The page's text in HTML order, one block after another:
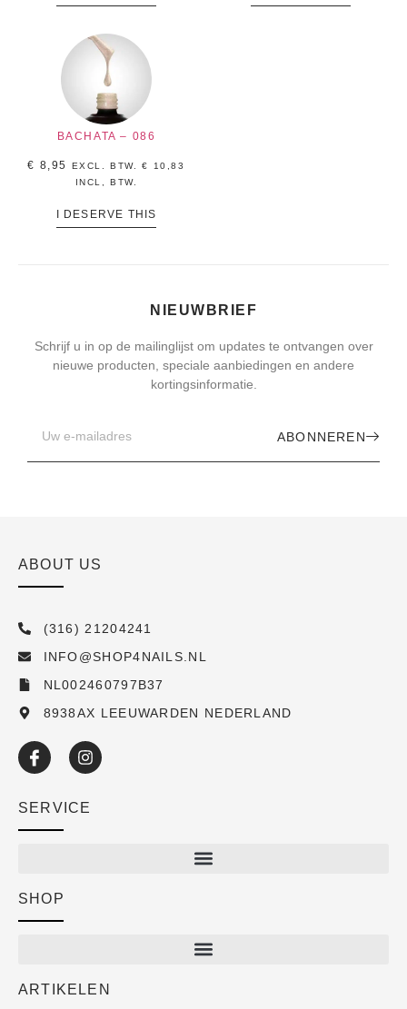
BACHATA – 086
€ 8,95 EXCL. BTW.€
10,83
INCL, BTW.
I DESERVE THIS
NIEUWBRIEF
Schrijf u in op de mailinglijst om updates te ontvangen over
nieuwe producten, speciale aanbiedingen en andere
kortingsinformatie.
ABONNEREN
ABOUT US
(316) 21204241
INFO@SHOP4NAILS.NL
NL002460797B37
8938AX LEEUWARDEN NEDERLAND
SERVICE
SHOP
ARTIKELEN